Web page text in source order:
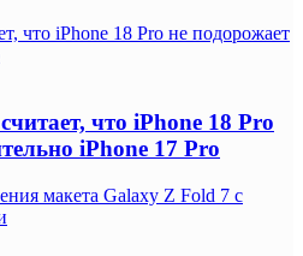
что iPhone 18 Pro не подорожает
что iPhone 18 Pro
iPhone 17 Pro
макета Galaxy Z Fold 7 с